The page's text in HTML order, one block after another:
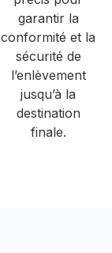
garantir la
conformité et la
sécurité de
l’enlèvement
jusqu’à la
destination
finale.